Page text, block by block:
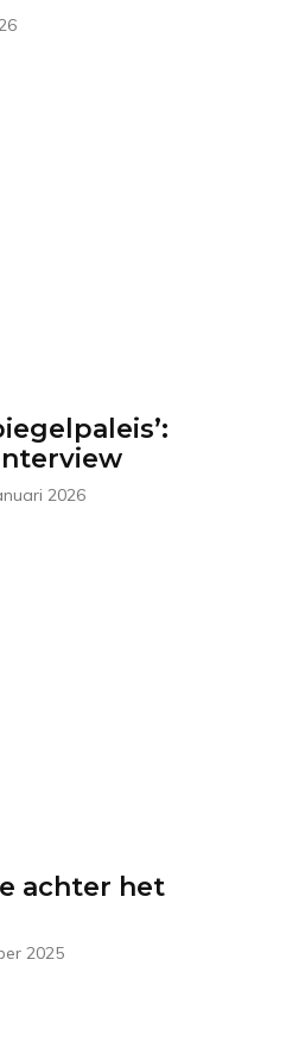
2026
achter het
2025